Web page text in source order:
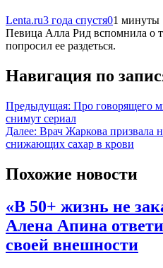
Lenta.ru3 года спустя01 минуты
Певица Алла Рид вспомнила о
попросил ее раздеться.
Навигация по
Предыдущая: Про говорящего
снимут сериал
Далее: Врач Жаркова призвала
снижающих сахар в крови
Похожие новости
«В 50+ жизнь не
Алена Апина
своей внешности